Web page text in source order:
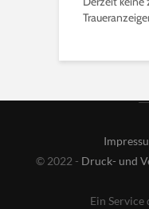
© 2022 - Druck- und
Ein Service